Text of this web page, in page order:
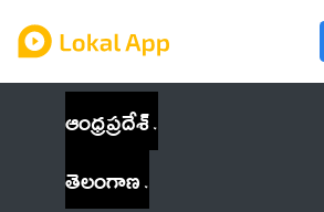
ఆంధ్రప్రదేశ్
తెలంగాణ